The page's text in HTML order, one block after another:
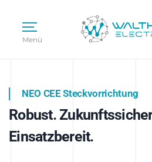
Menü
Intelligente
NEO CEE Steckvorrichtung
Robust.
Einsatzbereit.
Intelligenz trifft